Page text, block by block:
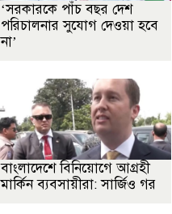
‘সরকারকে পাঁচ বছর দেশ
পরিচালনার সুযোগ দেওয়া হবে
না’
বাংলাদেশে বিনিয়োগে আগ্রহী
মার্কিন ব্যবসায়ীরা: সার্জিও গর